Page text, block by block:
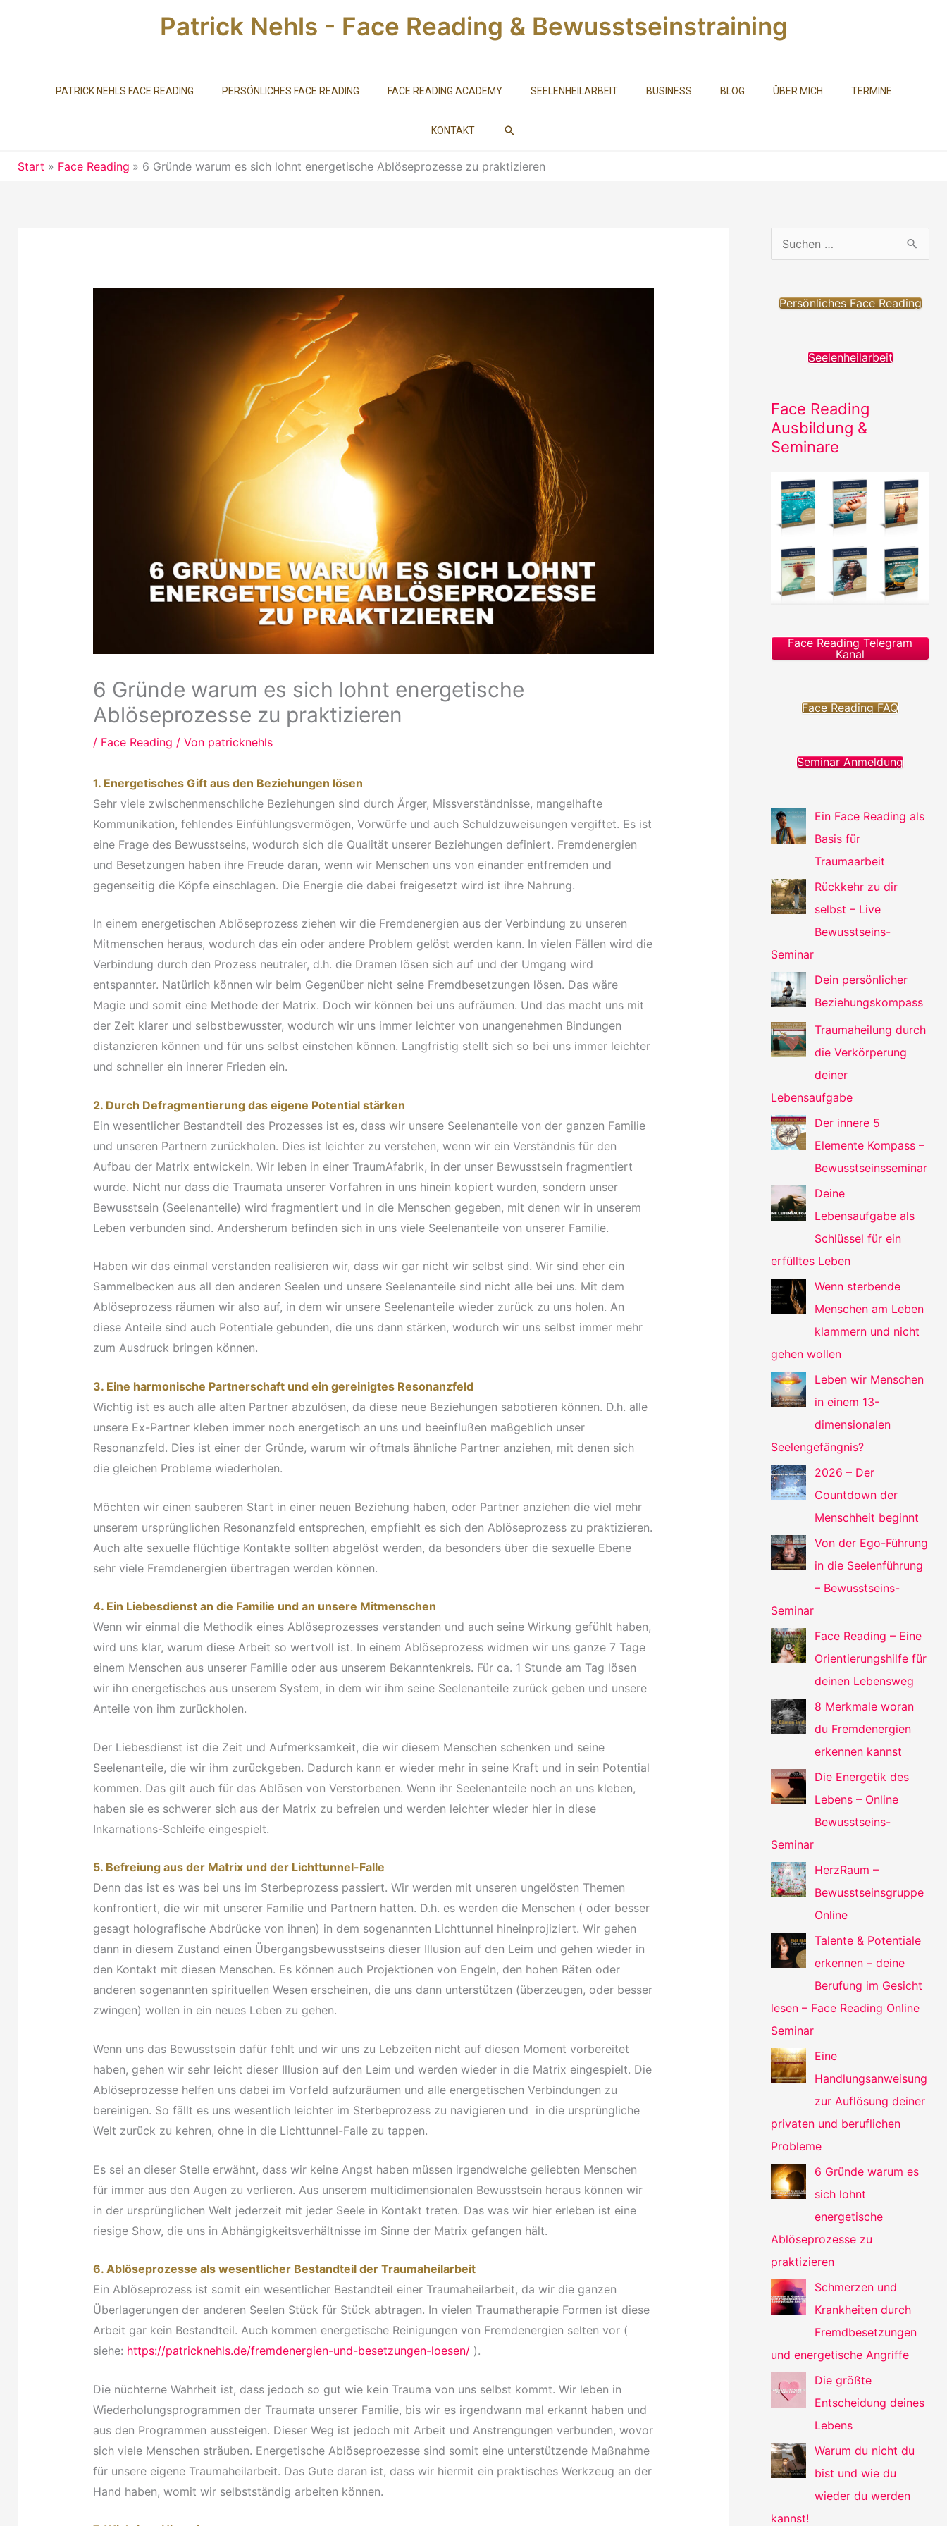
Patrick Nehls - Face Reading & Bewusstseinstraining
PATRICK NEHLS FACE READING PERSÖNLICHES FACE READING FACE READING ACADEMY SEELENHEILARBEIT BUSINESS BLOG ÜBER MICH TERMINE
KONTAKT SUCHEN
Start Face Reading 6 Gründe warum es sich lohnt energetische Ablöseprozesse zu praktizieren
6 Gründe warum es sich lohnt energetische
Ablöseprozesse zu praktizieren
/ Face Reading / Von patricknehls
1. Energetisches Gift aus den Beziehungen lösen
Sehr viele zwischenmenschliche Beziehungen sind durch Ärger, Missverständnisse, mangelhafte
Kommunikation, fehlendes Einfühlungsvermögen, Vorwürfe und auch Schuldzuweisungen vergiftet. Es ist
eine Frage des Bewusstseins, wodurch sich die Qualität unserer Beziehungen definiert. Fremdenergien
und Besetzungen haben ihre Freude daran, wenn wir Menschen uns von einander entfremden und
gegenseitig die Köpfe einschlagen. Die Energie die dabei freigesetzt wird ist ihre Nahrung.
In einem energetischen Ablöseprozess ziehen wir die Fremdenergien aus der Verbindung zu unseren
Mitmenschen heraus, wodurch das ein oder andere Problem gelöst werden kann. In vielen Fällen wird die
Verbindung durch den Prozess neutraler, d.h. die Dramen lösen sich auf und der Umgang wird
entspannter. Natürlich können wir beim Gegenüber nicht seine Fremdbesetzungen lösen. Das wäre
Magie und somit eine Methode der Matrix. Doch wir können bei uns aufräumen. Und das macht uns mit
der Zeit klarer und selbstbewusster, wodurch wir uns immer leichter von unangenehmen Bindungen
distanzieren können und für uns selbst einstehen können. Langfristig stellt sich so bei uns immer leichter
und schneller ein innerer Frieden ein.
2. Durch Defragmentierung das eigene Potential stärken
Ein wesentlicher Bestandteil des Prozesses ist es, dass wir unsere Seelenanteile von der ganzen Familie
und unseren Partnern zurückholen. Dies ist leichter zu verstehen, wenn wir ein Verständnis für den
Aufbau der Matrix entwickeln. Wir leben in einer TraumAfabrik, in der unser Bewusstsein fragmentiert
wurde. Nicht nur dass die Traumata unserer Vorfahren in uns hinein kopiert wurden, sondern unser
Bewusstsein (Seelenanteile) wird fragmentiert und in die Menschen gegeben, mit denen wir in unserem
Leben verbunden sind. Andersherum befinden sich in uns viele Seelenanteile von unserer Familie.
Haben wir das einmal verstanden realisieren wir, dass wir gar nicht wir selbst sind. Wir sind eher ein
Sammelbecken aus all den anderen Seelen und unsere Seelenanteile sind nicht alle bei uns. Mit dem
Ablöseprozess räumen wir also auf, in dem wir unsere Seelenanteile wieder zurück zu uns holen. An
diese Anteile sind auch Potentiale gebunden, die uns dann stärken, wodurch wir uns selbst immer mehr
zum Ausdruck bringen können.
3. Eine harmonische Partnerschaft und ein gereinigtes Resonanzfeld
Wichtig ist es auch alle alten Partner abzulösen, da diese neue Beziehungen sabotieren können. D.h. alle
unsere Ex-Partner kleben immer noch energetisch an uns und beeinflußen maßgeblich unser
Resonanzfeld. Dies ist einer der Gründe, warum wir oftmals ähnliche Partner anziehen, mit denen sich
die gleichen Probleme wiederholen.
Möchten wir einen sauberen Start in einer neuen Beziehung haben, oder Partner anziehen die viel mehr
unserem ursprünglichen Resonanzfeld entsprechen, empfiehlt es sich den Ablöseprozess zu praktizieren.
Auch alte sexuelle flüchtige Kontakte sollten abgelöst werden, da besonders über die sexuelle Ebene
sehr viele Fremdenergien übertragen werden können.
4. Ein Liebesdienst an die Familie und an unsere Mitmenschen
Wenn wir einmal die Methodik eines Ablöseprozesses verstanden und auch seine Wirkung gefühlt haben,
wird uns klar, warum diese Arbeit so wertvoll ist. In einem Ablöseprozess widmen wir uns ganze 7 Tage
einem Menschen aus unserer Familie oder aus unserem Bekanntenkreis. Für ca. 1 Stunde am Tag lösen
wir ihn energetisches aus unserem System, in dem wir ihm seine Seelenanteile zurück geben und unsere
Anteile von ihm zurückholen.
Der Liebesdienst ist die Zeit und Aufmerksamkeit, die wir diesem Menschen schenken und seine
Seelenanteile, die wir ihm zurückgeben. Dadurch kann er wieder mehr in seine Kraft und in sein Potential
kommen. Das gilt auch für das Ablösen von Verstorbenen. Wenn ihr Seelenanteile noch an uns kleben,
haben sie es schwerer sich aus der Matrix zu befreien und werden leichter wieder hier in diese
Inkarnations-Schleife eingespielt.
5. Befreiung aus der Matrix und der Lichttunnel-Falle
Denn das ist es was bei uns im Sterbeprozess passiert. Wir werden mit unseren ungelösten Themen
konfrontiert, die wir mit unserer Familie und Partnern hatten. D.h. es werden die Menschen ( oder besser
gesagt holografische Abdrücke von ihnen) in dem sogenannten Lichttunnel hineinprojiziert. Wir gehen
dann in diesem Zustand einen Übergangsbewusstseins dieser Illusion auf den Leim und gehen wieder in
den Kontakt mit diesen Menschen. Es können auch Projektionen von Engeln, den hohen Räten oder
anderen sogenannten spirituellen Wesen erscheinen, die uns dann unterstützen (überzeugen, oder besser
zwingen) wollen in ein neues Leben zu gehen.
Wenn uns das Bewusstsein dafür fehlt und wir uns zu Lebzeiten nicht auf diesen Moment vorbereitet
haben, gehen wir sehr leicht dieser Illusion auf den Leim und werden wieder in die Matrix eingespielt. Die
Ablöseprozesse helfen uns dabei im Vorfeld aufzuräumen und alle energetischen Verbindungen zu
bereinigen. So fällt es uns wesentlich leichter im Sterbeprozess zu navigieren und in die ursprüngliche
Welt zurück zu kehren, ohne in die Lichttunnel-Falle zu tappen.
Es sei an dieser Stelle erwähnt, dass wir keine Angst haben müssen irgendwelche geliebten Menschen
für immer aus den Augen zu verlieren. Aus unserem multidimensionalen Bewusstsein heraus können wir
in der ursprünglichen Welt jederzeit mit jeder Seele in Kontakt treten. Das was wir hier erleben ist eine
riesige Show, die uns in Abhängigkeitsverhältnisse im Sinne der Matrix gefangen hält.
6. Ablöseprozesse als wesentlicher Bestandteil der Traumaheilarbeit
Ein Ablöseprozess ist somit ein wesentlicher Bestandteil einer Traumaheilarbeit, da wir die ganzen
Überlagerungen der anderen Seelen Stück für Stück abtragen. In vielen Traumatherapie Formen ist diese
Arbeit gar kein Bestandteil. Auch kommen energetische Reinigungen von Fremdenergien selten vor (
siehe: https://patricknehls.de/fremdenergien-und-besetzungen-loesen/).
Die nüchterne Wahrheit ist, dass jedoch so gut wie kein Trauma von uns selbst kommt. Wir leben in
Wiederholungsprogrammen der Traumata unserer Familie, bis wir es irgendwann mal erkannt haben und
aus den Programmen aussteigen. Dieser Weg ist jedoch mit Arbeit und Anstrengungen verbunden, wovor
sich viele Menschen sträuben. Energetische Ablöseproezesse sind somit eine unterstützende Maßnahme
für unsere eigene Traumaheilarbeit. Das Gute daran ist, dass wir hiermit ein praktisches Werkzeug an der
Hand haben, womit wir selbstständig arbeiten können.
u
c
h
Persönliches Face Reading
Seelenheilarbeit
Face Reading
Ausbildung &
Seminare
Face Reading Telegram
Kanal
Face Reading FAQ
Seminar Anmeldung
Ein Face Reading als
Basis für
Traumaarbeit
Rückkehr zu dir
selbst – Live
Bewusstseins-
Seminar
Dein persönlicher
Beziehungskompass
Traumaheilung durch
die Verkörperung
deiner
Lebensaufgabe
Der innere 5
Elemente Kompass –
Bewusstseinsseminar
Deine
Lebensaufgabe als
Schlüssel für ein
erfülltes Leben
Wenn sterbende
Menschen am Leben
klammern und nicht
gehen wollen
Leben wir Menschen
in einem 13-
dimensionalen
Seelengefängnis?
2026 – Der
Countdown der
Menschheit beginnt
Von der Ego-Führung
in die Seelenführung
– Bewusstseins-
Seminar
Face Reading – Eine
Orientierungshilfe für
deinen Lebensweg
8 Merkmale woran
du Fremdenergien
erkennen kannst
Die Energetik des
Lebens – Online
Bewusstseins-
Seminar
HerzRaum –
Bewusstseinsgruppe
Online
Talente & Potentiale
erkennen – deine
Berufung im Gesicht
lesen – Face Reading Online
Seminar
Eine
Handlungsanweisung
zur Auflösung deiner
privaten und beruflichen
Probleme
6 Gründe warum es
sich lohnt
energetische
Ablöseprozesse zu
praktizieren
Schmerzen und
Krankheiten durch
Fremdbesetzungen
und energetische Angriffe
Die größte
Entscheidung deines
Lebens
Warum du nicht du
bist und wie du
wieder du werden
kannst!